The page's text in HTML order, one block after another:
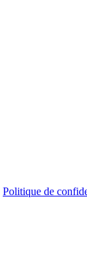
Politique de